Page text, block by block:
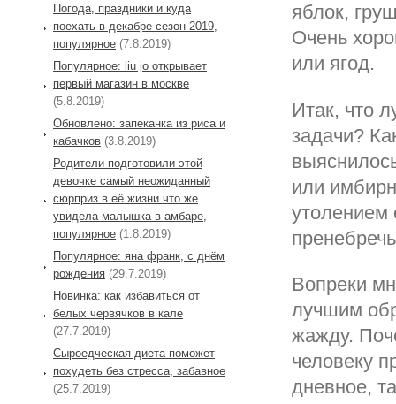
яблок,
Очень
или ягод.
Итак, что
задачи?
или
утолением
Вопреки
лучшим
жажду.
человеку
дневное,
Погода, праздники и куда
поехать в декабре сезон 2019,
популярное (7.8.2019)
Популярное: liu jo открывает
первый магазин в москве
(5.8.2019)
Обновлено: запеканка из риса и
кабачков (3.8.2019)
Родители подготовили этой
девочке самый неожиданный
сюрприз в её жизни что же
увидела малышка в амбаре,
популярное (1.8.2019)
Популярное: яна франк, с днём
рождения (29.7.2019)
Новинка: как избавиться от
белых червячков в кале
(27.7.2019)
Сыроедческая диета поможет
похудеть без стресса, забавное
(25.7.2019)